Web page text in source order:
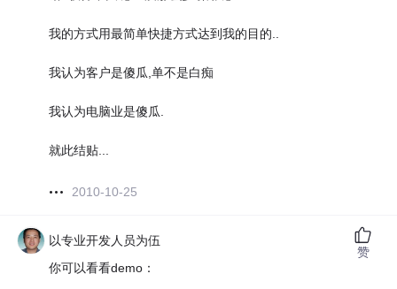
我的方式用最简单快捷方式达到我的目的..
我认为客户是傻瓜,单不是白痴
我认为电脑业是傻瓜.
就此结贴...
2010-10-25
以专业开发人员为伍
你可以看看demo：
赞